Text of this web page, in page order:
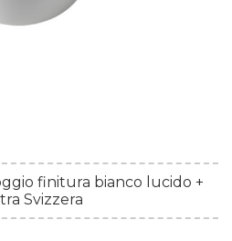
finitura bianco lucido +
Svizzera